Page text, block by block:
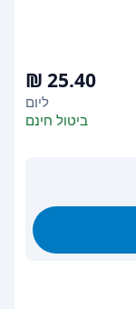
ליום
ביטול חינם